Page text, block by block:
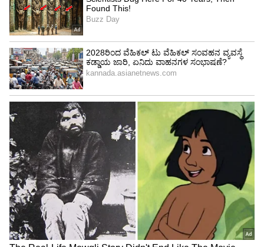
4
4
Image Credit :Our Own
ಮಾತನಾಡೋದು ಬೇಡ
ಪ್ರಭು ಜೊತೆ ನಾನು ಸಾಕಷ್ಟು ಸಿನಿಮಾ ಮಾಡಿದ್ದೇನೆ, ನಮ್ಮದು
ಹಿಟ್ ಜೋಡಿ ಆಗಿತ್ತು ಎಂದ ಖುಷ್ಬೂ, ಸತ್ಯರಾಜ್, ಕಾರ್ತಿಕ್
ಜೊತೆಗೂ ಹೆಚ್ಚು ಸಿನಿಮಾ ಮಾಡಿದ್ದಾಗಿ ಹೇಳಿದರು. ವದಂತಿಗಳ
ಬಗ್ಗೆ ಕೇಳಿದಾಗ, 'ಇದು ಬಹಳ ಹಳೆಯ ಕಥೆ. ಈಗ ಅದರ ಬಗ್ಗೆ
ಮಾತನಾಡೋದು ಬೇಡ. ಅವರು ಅವರ ಜೀವನದಲ್ಲಿ ಚೆನ್ನಾಗಿ